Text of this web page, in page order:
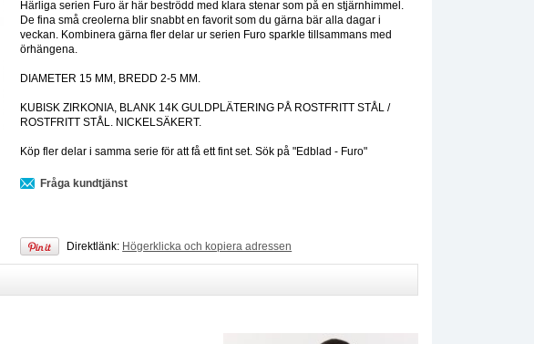
Härliga serien Furo är här beströdd med klara stenar som på en stjärnhimmel.
De fina små creolerna blir snabbt en favorit som du gärna bär alla dagar i
veckan. Kombinera gärna fler delar ur serien Furo sparkle tillsammans med
örhängena.
DIAMETER 15 MM, BREDD 2-5 MM.
KUBISK ZIRKONIA, BLANK 14K GULDPLÄTERING PÅ ROSTFRITT STÅL /
ROSTFRITT STÅL. NICKELSÄKERT.
Köp fler delar i samma serie för att få ett fint set. Sök på "Edblad - Furo"
Fråga kundtjänst
Direktlänk: Högerklicka och kopiera adressen